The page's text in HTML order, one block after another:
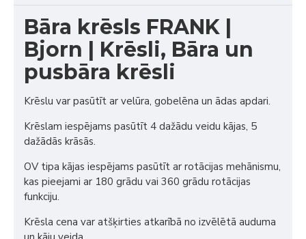
Bāra krēsls FRANK |
Bjorn | Krēsli, Bāra un
pusbāra krēsli
Krēslu var pasūtīt ar velūra, gobelēna un ādas apdari.
Krēslam iespējams pasūtīt 4 dažādu veidu kājas, 5
dažādās krāsās.
OV tipa kājas iespējams pasūtīt ar rotācijas mehānismu,
kas pieejami ar 180 grādu vai 360 grādu rotācijas
funkciju.
Krēsla cena var atšķirties atkarībā no izvēlētā auduma